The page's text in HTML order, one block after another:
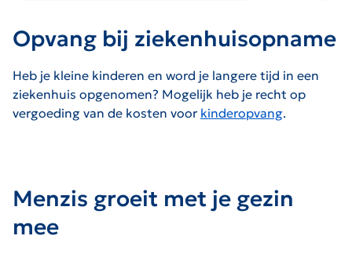
Opvang bij ziekenhuisopname
Heb je kleine kinderen en word je langere tijd in een
ziekenhuis opgenomen? Mogelijk heb je recht op
vergoeding van de kosten voor kinderopvang.
Menzis groeit met je gezin
mee